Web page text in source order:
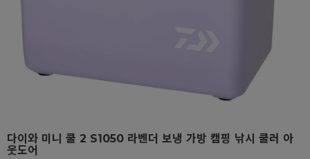
다이와 미니 쿨 2 S1050 라벤더 보냉 가방 캠핑 낚시 쿨러 아
웃도어